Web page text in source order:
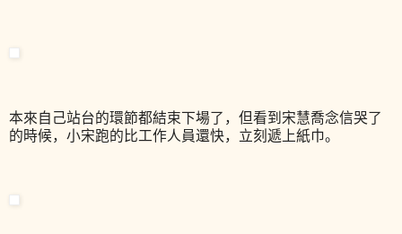
本來自己站台的環節都結束下場了，但看到宋慧喬念信哭了
的時候，小宋跑的比工作人員還快，立刻遞上紙巾。